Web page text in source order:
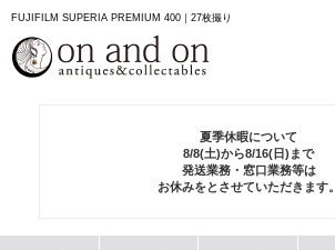
FUJIFILM SUPERIA PREMIUM 400｜27枚撮り
夏季休暇について
8/8(土)から8/16(日)まで
発送業務・窓口業務等は
お休みをとさせていただきます。